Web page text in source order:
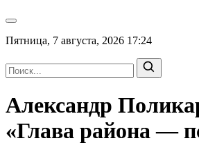
Пятница, 7 августа, 2026 17:24
Александр
«Глава района —